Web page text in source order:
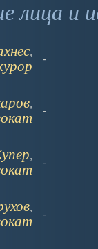
лица и
,
-
,
-
,
-
,
-